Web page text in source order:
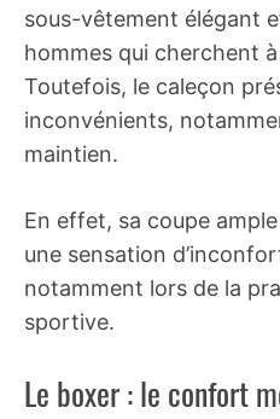
sous-vêtement élégant
hommes qui cherchent
Toutefois, le caleçon
inconvénients,
maintien.
En effet, sa coupe
une sensation
notamment lors de la
sportive.
Le boxer : le confort